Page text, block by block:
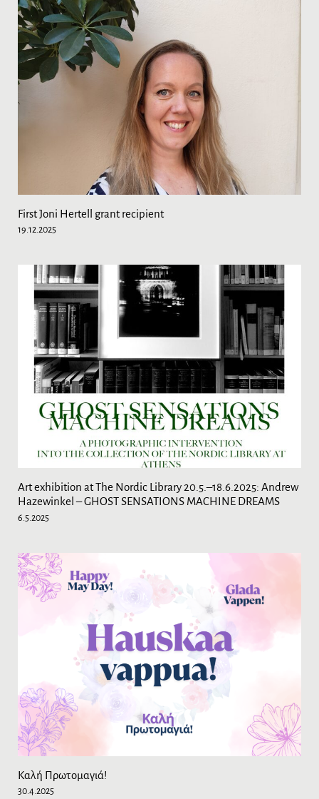
First Joni Hertell grant recipient
19.12.2025
Art exhibition at The Nordic Library 20.5.–18.6.2025: Andrew
Hazewinkel – GHOST SENSATIONS MACHINE DREAMS
6.5.2025
Καλή Πρωτομαγιά!
30.4.2025